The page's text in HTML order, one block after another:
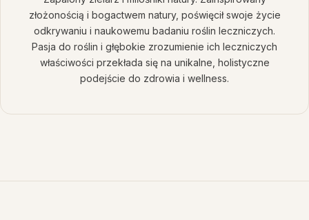
złożonością i bogactwem natury, poświęcił swoje życie
odkrywaniu i naukowemu badaniu roślin leczniczych.
Pasja do roślin i głębokie zrozumienie ich leczniczych
właściwości przekłada się na unikalne, holistyczne
podejście do zdrowia i wellness.